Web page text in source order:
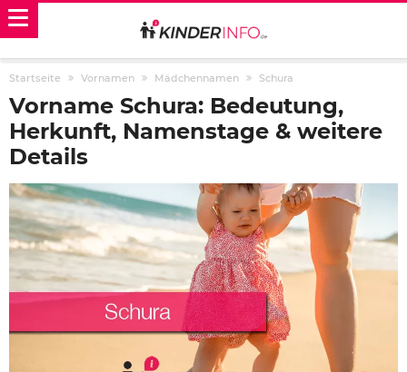
Startseite Vornamen Mädchennamen Schura
Vorname Schura: Bedeutung,
Herkunft, Namenstage & weitere
Details